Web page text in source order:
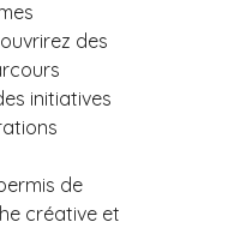
des
initiatives
de
créative et